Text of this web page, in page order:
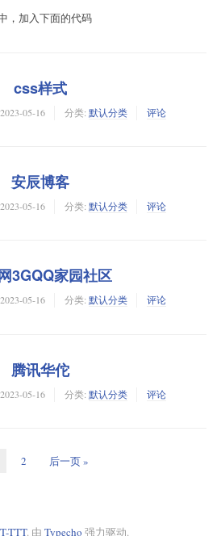
，加入下面的代码
css样式
2023-05-16 分类: 默认分类 评论
安辰博客
2023-05-16 分类: 默认分类 评论
3GQQ家园社区
2023-05-16 分类: 默认分类 评论
腾讯华佗
2023-05-16 分类: 默认分类 评论
2 后一页 »
TTT. 由 Typecho 强力驱动.